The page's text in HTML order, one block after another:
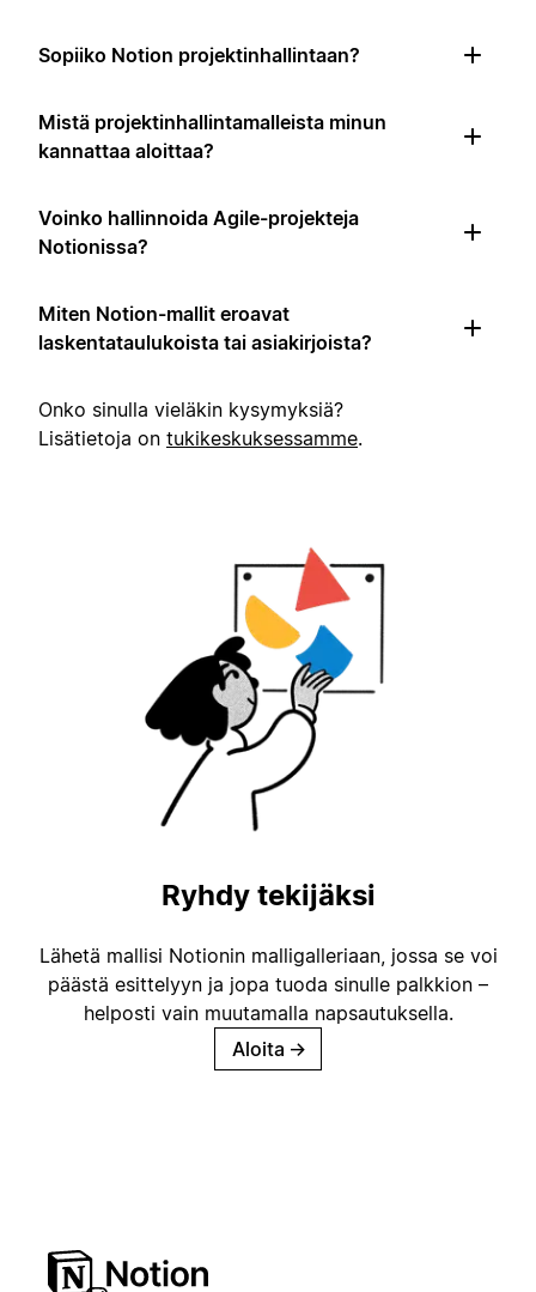
Sopiiko Notion projektinhallintaan?
Mistä projektinhallintamalleista minun
kannattaa aloittaa?
Voinko hallinnoida Agile-projekteja
Notionissa?
Miten Notion-mallit eroavat
laskentataulukoista tai asiakirjoista?
Onko sinulla vieläkin kysymyksiä?
Lisätietoja on tukikeskuksessamme.
Ryhdy tekijäksi
Lähetä mallisi Notionin malligalleriaan, jossa se voi
päästä esittelyyn ja jopa tuoda sinulle palkkion –
helposti vain muutamalla napsautuksella.
Aloita →